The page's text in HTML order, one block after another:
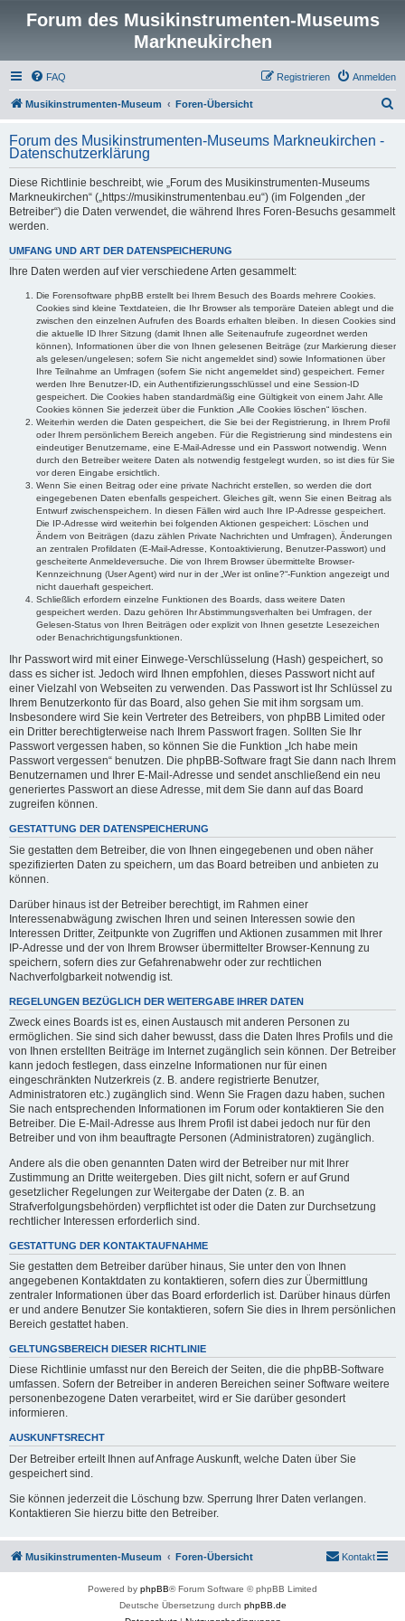
Forum des Musikinstrumenten-Museums
Markneukirchen
FAQ Anmelden
Registrieren
Musikinstrumenten-Museum Foren-Übersicht
h
Forum des Musikinstrumenten-Museums Markneukirchen -
Datenschutzerklärung
Diese Richtlinie beschreibt, wie „Forum des Musikinstrumenten-Museums
Markneukirchen“ („https://musikinstrumentenbau.eu“) (im Folgenden „der
Betreiber“) die Daten verwendet, die während Ihres Foren-Besuchs gesammelt
werden.
UMFANG UND ART DER DATENSPEICHERUNG
Ihre Daten werden auf vier verschiedene Arten gesammelt:
Die Forensoftware phpBB erstellt bei Ihrem Besuch des Boards mehrere Cookies.
Cookies sind kleine Textdateien, die Ihr Browser als temporäre Dateien ablegt und die
zwischen den einzelnen Aufrufen des Boards erhalten bleiben. In diesen Cookies sind
die aktuelle ID Ihrer Sitzung (damit Ihnen alle Seitenaufrufe zugeordnet werden
können), Informationen über die von Ihnen gelesenen Beiträge (zur Markierung dieser
als gelesen/ungelesen; sofern Sie nicht angemeldet sind) sowie Informationen über
Ihre Teilnahme an Umfragen (sofern Sie nicht angemeldet sind) gespeichert. Ferner
werden Ihre Benutzer-ID, ein Authentifizierungsschlüssel und eine Session-ID
gespeichert. Die Cookies haben standardmäßig eine Gültigkeit von einem Jahr. Alle
Cookies können Sie jederzeit über die Funktion „Alle Cookies löschen“ löschen.
Weiterhin werden die Daten gespeichert, die Sie bei der Registrierung, in Ihrem Profil
oder Ihrem persönlichem Bereich angeben. Für die Registrierung sind mindestens ein
eindeutiger Benutzername, eine E-Mail-Adresse und ein Passwort notwendig. Wenn
durch den Betreiber weitere Daten als notwendig festgelegt wurden, so ist dies für Sie
vor deren Eingabe ersichtlich.
Wenn Sie einen Beitrag oder eine private Nachricht erstellen, so werden die dort
eingegebenen Daten ebenfalls gespeichert. Gleiches gilt, wenn Sie einen Beitrag als
Entwurf zwischenspeichern. In diesen Fällen wird auch Ihre IP-Adresse gespeichert.
Die IP-Adresse wird weiterhin bei folgenden Aktionen gespeichert: Löschen und
Ändern von Beiträgen (dazu zählen Private Nachrichten und Umfragen), Änderungen
an zentralen Profildaten (E-Mail-Adresse, Kontoaktivierung, Benutzer-Passwort) und
gescheiterte Anmeldeversuche. Die von Ihrem Browser übermittelte Browser-
Kennzeichnung (User Agent) wird nur in der „Wer ist online?“-Funktion angezeigt und
nicht dauerhaft gespeichert.
Schließlich erfordern einzelne Funktionen des Boards, dass weitere Daten
gespeichert werden. Dazu gehören Ihr Abstimmungsverhalten bei Umfragen, der
Gelesen-Status von Ihren Beiträgen oder explizit von Ihnen gesetzte Lesezeichen
oder Benachrichtigungsfunktionen.
Ihr Passwort wird mit einer Einwege-Verschlüsselung (Hash) gespeichert, so
dass es sicher ist. Jedoch wird Ihnen empfohlen, dieses Passwort nicht auf
einer Vielzahl von Webseiten zu verwenden. Das Passwort ist Ihr Schlüssel zu
Ihrem Benutzerkonto für das Board, also gehen Sie mit ihm sorgsam um.
Insbesondere wird Sie kein Vertreter des Betreibers, von phpBB Limited oder
ein Dritter berechtigterweise nach Ihrem Passwort fragen. Sollten Sie Ihr
Passwort vergessen haben, so können Sie die Funktion „Ich habe mein
Passwort vergessen“ benutzen. Die phpBB-Software fragt Sie dann nach Ihrem
Benutzernamen und Ihrer E-Mail-Adresse und sendet anschließend ein neu
generiertes Passwort an diese Adresse, mit dem Sie dann auf das Board
zugreifen können.
GESTATTUNG DER DATENSPEICHERUNG
Sie gestatten dem Betreiber, die von Ihnen eingegebenen und oben näher
spezifizierten Daten zu speichern, um das Board betreiben und anbieten zu
können.
Darüber hinaus ist der Betreiber berechtigt, im Rahmen einer
Interessenabwägung zwischen Ihren und seinen Interessen sowie den
Interessen Dritter, Zeitpunkte von Zugriffen und Aktionen zusammen mit Ihrer
IP-Adresse und der von Ihrem Browser übermittelter Browser-Kennung zu
speichern, sofern dies zur Gefahrenabwehr oder zur rechtlichen
Nachverfolgbarkeit notwendig ist.
REGELUNGEN BEZÜGLICH DER WEITERGABE IHRER DATEN
Zweck eines Boards ist es, einen Austausch mit anderen Personen zu
ermöglichen. Sie sind sich daher bewusst, dass die Daten Ihres Profils und die
von Ihnen erstellten Beiträge im Internet zugänglich sein können. Der Betreiber
kann jedoch festlegen, dass einzelne Informationen nur für einen
eingeschränkten Nutzerkreis (z. B. andere registrierte Benutzer,
Administratoren etc.) zugänglich sind. Wenn Sie Fragen dazu haben, suchen
Sie nach entsprechenden Informationen im Forum oder kontaktieren Sie den
Betreiber. Die E-Mail-Adresse aus Ihrem Profil ist dabei jedoch nur für den
Betreiber und von ihm beauftragte Personen (Administratoren) zugänglich.
Andere als die oben genannten Daten wird der Betreiber nur mit Ihrer
Zustimmung an Dritte weitergeben. Dies gilt nicht, sofern er auf Grund
gesetzlicher Regelungen zur Weitergabe der Daten (z. B. an
Strafverfolgungsbehörden) verpflichtet ist oder die Daten zur Durchsetzung
rechtlicher Interessen erforderlich sind.
GESTATTUNG DER KONTAKTAUFNAHME
Sie gestatten dem Betreiber darüber hinaus, Sie unter den von Ihnen
angegebenen Kontaktdaten zu kontaktieren, sofern dies zur Übermittlung
zentraler Informationen über das Board erforderlich ist. Darüber hinaus dürfen
er und andere Benutzer Sie kontaktieren, sofern Sie dies in Ihrem persönlichen
Bereich gestattet haben.
GELTUNGSBEREICH DIESER RICHTLINIE
Diese Richtlinie umfasst nur den Bereich der Seiten, die die phpBB-Software
umfassen. Sofern der Betreiber in anderen Bereichen seiner Software weitere
personenbezogene Daten verarbeitet, wird er Sie darüber gesondert
informieren.
AUSKUNFTSRECHT
Der Betreiber erteilt Ihnen auf Anfrage Auskunft, welche Daten über Sie
gespeichert sind.
Sie können jederzeit die Löschung bzw. Sperrung Ihrer Daten verlangen.
Kontaktieren Sie hierzu bitte den Betreiber.
Musikinstrumenten-Museum Foren-Übersicht Kontakt
Powered by phpBB® Forum Software © phpBB Limited
Deutsche Übersetzung durch phpBB.de